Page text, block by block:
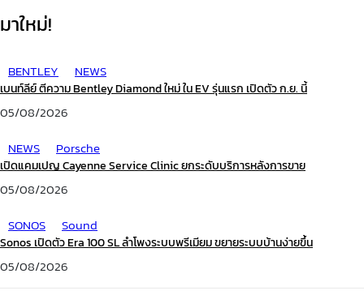
มาใหม่!
BENTLEY NEWS
เบนท์ลีย์ ตีความ Bentley Diamond ใหม่ ใน EV รุ่นแรก เปิดตัว ก.ย. นี้
05/08/2026
NEWS
Porsche
เปิดแคมเปญ Cayenne Service Clinic ยกระดับบริการหลังการขาย
05/08/2026
SONOS
Sound
Sonos เปิดตัว Era 100 SL ลำโพงระบบพรีเมียม ขยายระบบบ้านง่ายขึ้น
05/08/2026